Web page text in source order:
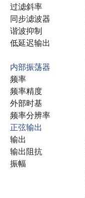
过滤斜率
同步滤波器
谐波抑制
低延迟输出
内部振荡器
频率
频率精度
外部时基
频率分辨率
正弦输出
输出
输出阻抗
振幅